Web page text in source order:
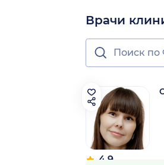
Врачи
4.9